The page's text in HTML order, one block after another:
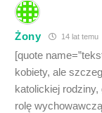
Żony 14 lat temu
[quote
kobiety, ale
katolickiej rodziny,
rolę